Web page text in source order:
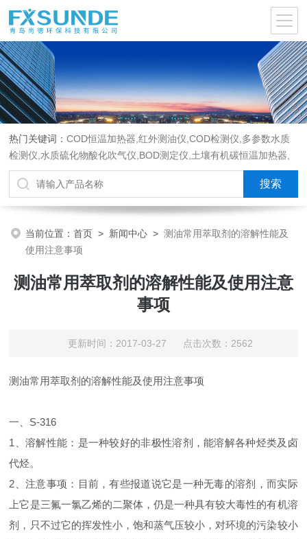
热门关键词：COD恒温加热器,红外测油仪,COD检测仪,多参数水质
检测仪,水质硫化物酸化吹气仪,BOD测定仪,土壤有机碳恒温加热器,
液液萃取器,COD消解回流仪,水质采样器
当前位置：首页 > 新闻中心 >测油常用萃取剂的溶解性能及
使用注意事项
测油常用萃取剂的溶解性能及使用注意
事项
更新时间：2017-03-27 点击次数：2562
测油常用萃取剂的溶解性能及使用注意事项
一、S-316
1、溶解性能：是一种较好的非极性溶剂，能溶解各种烃类及卤
代烃。
2、注意事项：目前，有些报道说它是一种无毒的溶剂，而实际
上它是三氟一氯乙烯的二聚体，仍是一种具有较大毒性的有机溶
剂，只不过它的挥发性小，饱和蒸气压较小，对环境的污染较小